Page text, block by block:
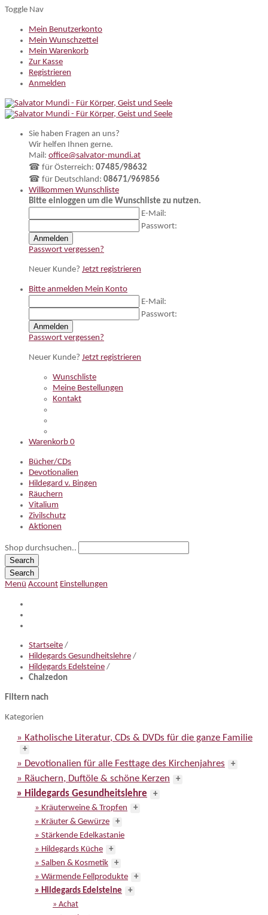
Toggle Nav
Mein Benutzerkonto
Mein Wunschzettel
Mein Warenkorb
Zur Kasse
Registrieren
Anmelden
Sie haben Fragen an uns?
Wir helfen Ihnen gerne.
Mail: office@salvator-mundi.at
☎ für Österreich: 07485/98632
☎ für Deutschland: 08671/969856
Willkommen Wunschliste
Bitte einloggen um die Wunschliste zu nutzen.
E-Mail:
Passwort:
Anmelden
Passwort vergessen?
Neuer Kunde? Jetzt registrieren
Bitte anmelden Mein Konto
E-Mail:
Passwort:
Anmelden
Passwort vergessen?
Neuer Kunde? Jetzt registrieren
Wunschliste
Meine Bestellungen
Kontakt
Warenkorb 0
Bücher/CDs
Devotionalien
Hildegard v. Bingen
Räuchern
Vitalium
Zivilschutz
Aktionen
Shop durchsuchen..
Search
Search
Menü Account Einstellungen
Startseite /
Hildegards Gesundheitslehre /
Hildegards Edelsteine /
Chalzedon
Filtern nach
Kategorien
» Katholische Literatur, CDs & DVDs für die ganze Familie
+
» Devotionalien für alle Festtage des Kirchenjahres +
» Räuchern, Duftöle & schöne Kerzen +
» Hildegards Gesundheitslehre
+
» Kräuterweine & Tropfen
+
» Kräuter & Gewürze
+
» Stärkende Edelkastanie
» Hildegards Küche
+
» Salben & Kosmetik
+
» Wärmende Fellprodukte
+
» Hildegards Edelsteine
+
» Achat